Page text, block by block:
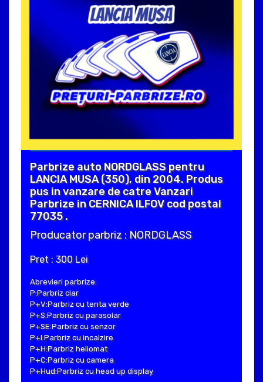
Parbrize auto NORDGLASS pentru
LANCIA MUSA (350), din 2004. Produs
pus in vanzare de catre Vanzari
Parbrize in CERNICA ILFOV cod postal
77035 .
Producator parbriz : NORDGLASS
Pret : 300 Lei
Abrevieri parbrize:
P:Parbriz clar
P+V:Parbriz cu tenta verde
P+S:Parbriz cu parasolar
P+SE:Parbriz cu senzor
P+I:Parbriz cu incalzire
P+H:Parbriz heliomat
P+C:Parbriz cu camera
P+Hud:Parbriz cu head up display